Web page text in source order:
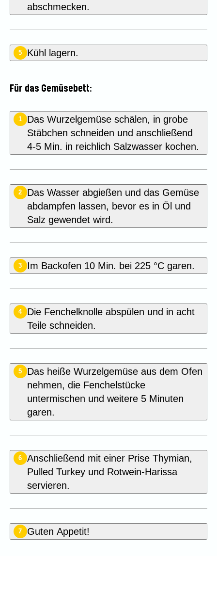
abschmecken.
5 Kühl lagern.
Für das Gemüsebett:
1
Das Wurzelgemüse schälen, in grobe
Stäbchen schneiden und anschließend
4-5 Min. in reichlich Salzwasser kochen.
2
Das Wasser abgießen und das Gemüse
abdampfen lassen, bevor es in Öl und
Salz gewendet wird.
3 Im Backofen 10 Min. bei 225 °C garen.
4
Die Fenchelknolle abspülen und in acht
Teile schneiden.
5
Das heiße Wurzelgemüse aus dem Ofen
nehmen, die Fenchelstücke
untermischen und weitere 5 Minuten
garen.
6
Anschließend mit einer Prise Thymian,
Pulled Turkey und Rotwein-Harissa
servieren.
7 Guten Appetit!